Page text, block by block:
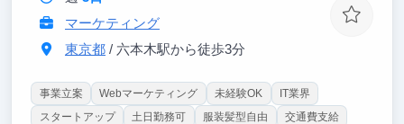
マーケティング
東京都/ 六本木駅から徒歩3分
事業立案 Webマーケティング 未経験OK
IT業界
スタートアップ
土日勤務可 服装髪型自由 交通費支給